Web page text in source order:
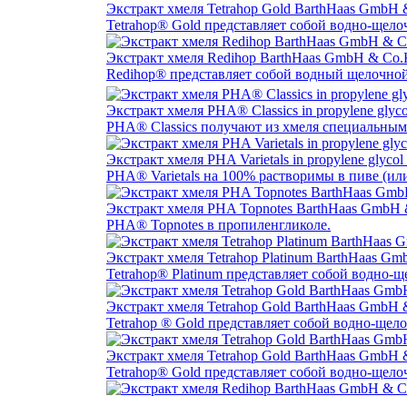
Экстракт хмеля Tetrahop Gold BarthHaas
Tetrahop® Gold представляет собой водно-
Экстракт хмеля Redihop BarthHaas GmbH &
Redihop® представляет собой водный
Экстракт хмеля PHA® Classics in propylene
PHA® Classics получают из хмеля
Экстракт хмеля PHA Varietals in propylene
PHA® Varietals на 100% растворимы в пиве
Экстракт хмеля PHA Topnotes BarthHaas
PHA® Topnotes в пропиленгликоле.
Экстракт хмеля Tetrahop Platinum BarthHaas
Tetrahop® Platinum представляет собой водно-
Экстракт хмеля Tetrahop Gold BarthHaas
Tetrahop ® Gold представляет собой водно-
Экстракт хмеля Tetrahop Gold BarthHaas
Tetrahop® Gold представляет собой водно-